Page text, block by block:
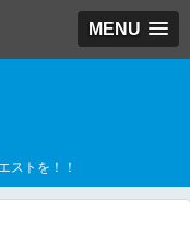
MENU
ストを！！